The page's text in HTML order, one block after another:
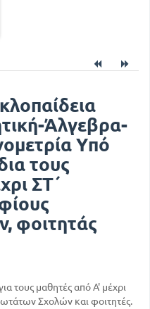
Άλγεβρα-
Υπό
τους
ΣΤ΄
φοιτητάς
τους μαθητές από Α' μέχρι
Σχολών και φοιτητές.